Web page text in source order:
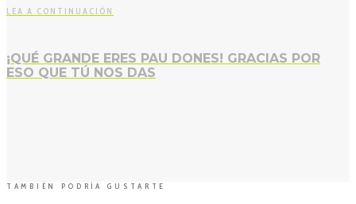
LEA A CONTINUACIÓN
¡QUÉ GRANDE ERES PAU DONES! GRACIAS POR
ESO QUE TÚ NOS DAS
TAMBIÉN PODRÍA GUSTARTE